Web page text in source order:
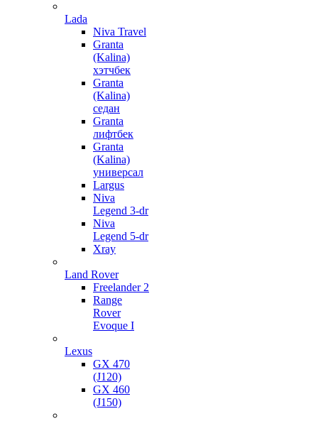
Lada
Niva Travel
Granta
(Kalina)
хэтчбек
Granta
(Kalina)
седан
Granta
лифтбек
Granta
(Kalina)
универсал
Largus
Niva
Legend 3-dr
Niva
Legend 5-dr
Xray
Land Rover
Freelander 2
Range
Rover
Evoque I
Lexus
GX 470
(J120)
GX 460
(J150)